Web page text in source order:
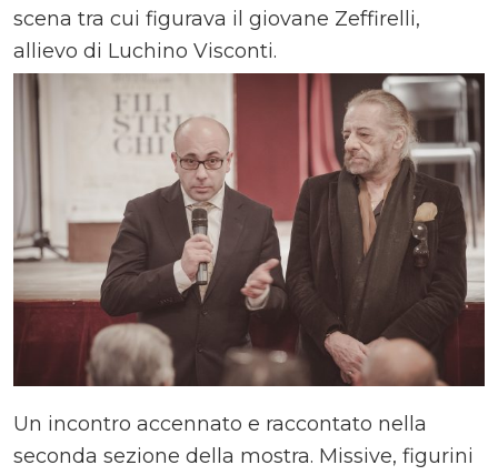
scena tra cui figurava il giovane Zeffirelli,
allievo di Luchino Visconti.
Un incontro accennato e raccontato nella
seconda sezione della mostra. Missive, figurini